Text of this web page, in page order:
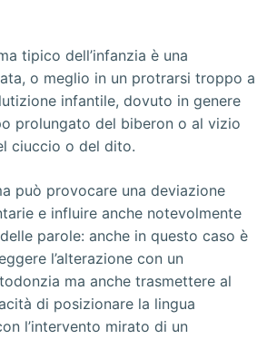
tipico dell’infanzia è una
o meglio in un protrarsi troppo a
infantile, dovuto in genere
prolungato del biberon o al vizio
ciuccio o del dito.
può provocare una deviazione
e influire anche notevolmente
parole: anche in questo caso è
l’alterazione con un
ma anche trasmettere al
di posizionare la lingua
l’intervento mirato di un